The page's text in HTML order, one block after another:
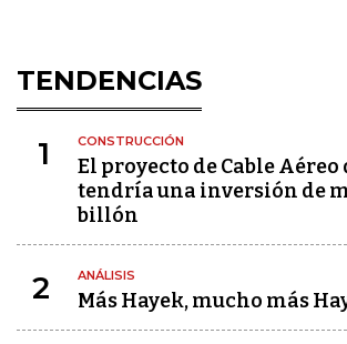
TENDENCIAS
1 CONSTRUCCIÓN
El proyecto de Cable Aéreo
tendría una inversión de
billón
2 ANÁLISIS
Más Hayek, mucho más